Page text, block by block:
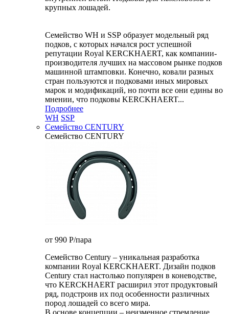
крупных лошадей.
Семейство WH и SSP образует модельный ряд
подков, с которых начался рост успешной
репутации Royal KERCKHAERT, как компании-
производителя лучших на массовом рынке подков
машинной штамповки. Конечно, ковали разных
стран пользуются и подковами иных мировых
марок и модификаций, но почти все они едины во
мнении, что подковы KERCKHAERT...
Подробнее
WH SSP
Семейство CENTURY
Семейство CENTURY
от 990 P/пара
Семейство Century – уникальная разработка
компании Royal KERCKHAERT. Дизайн подков
Century стал настолько популярен в коневодстве,
что KERCKHAERT расширил этот продуктовый
ряд, подстроив их под особенности различных
пород лошадей со всего мира.
В основе концепции – неизменное стремление